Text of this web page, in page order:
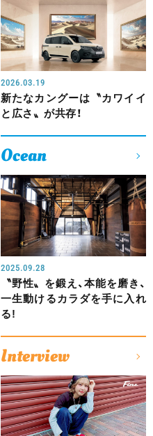
2026.03.19
新たなカングーは〝カワイイ
と広さ〟が共存！
Ocean
2025.09.28
〝野性〟を鍛え、本能を磨き、
一生動けるカラダを手に入れ
る!
Interview